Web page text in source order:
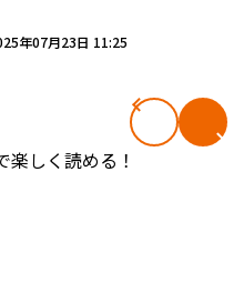
年07月23日 11:25